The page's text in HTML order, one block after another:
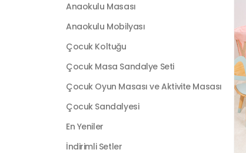
Anaokulu Masası
Anaokulu Mobilyası
Çocuk Koltuğu
Çocuk Masa Sandalye Seti
Çocuk Oyun Masası ve Aktivite Masası
Çocuk Sandalyesi
En Yeniler
İndirimli Setler